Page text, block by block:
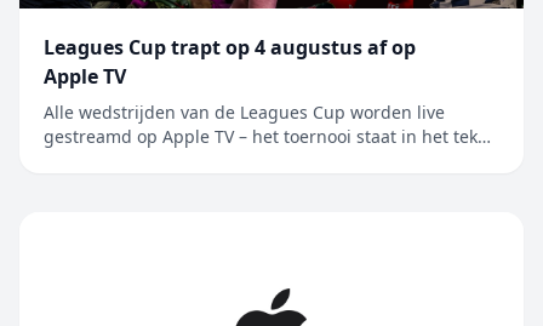
Leagues Cup trapt op 4 augustus af op
Apple TV
Alle wedstrijden van de Leagues Cup worden live
gestreamd op Apple TV – het toernooi staat in het teken